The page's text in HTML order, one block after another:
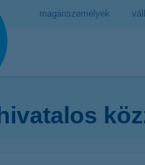
magánszemélyek